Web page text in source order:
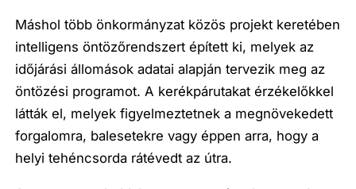
Máshol több önkormányzat közös projekt keretében
intelligens öntözőrendszert épített ki, melyek az
időjárási állomások adatai alapján tervezik meg az
öntözési programot. A kerékpárutakat érzékelőkkel
látták el, melyek figyelmeztetnek a megnövekedett
forgalomra, balesetekre vagy éppen arra, hogy a
helyi tehéncsorda rátévedt az útra.